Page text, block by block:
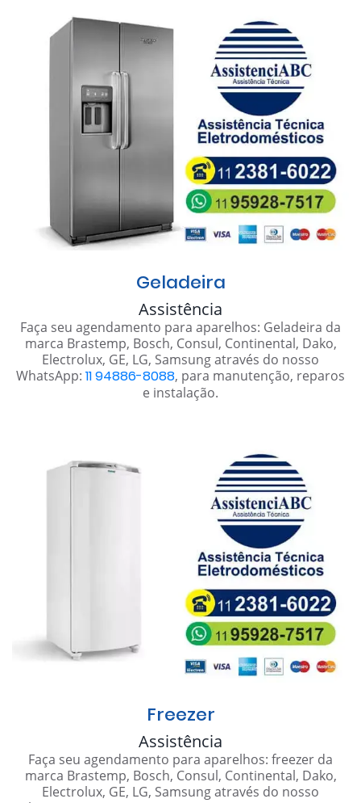
Geladeira
Assistência
Faça seu agendamento para aparelhos: Geladeira da
marca Brastemp, Bosch, Consul, Continental, Dako,
Electrolux, GE, LG, Samsung através do nosso
WhatsApp: 11 94886-8088, para manutenção, reparos
e instalação.
Freezer
Assistência
Faça seu agendamento para aparelhos: freezer da
marca Brastemp, Bosch, Consul, Continental, Dako,
Electrolux, GE, LG, Samsung através do nosso